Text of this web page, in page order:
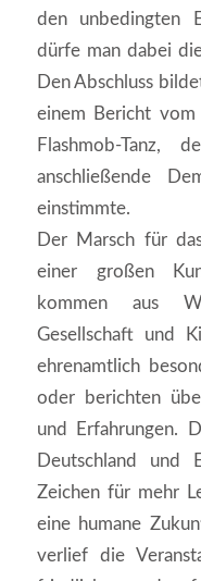
den unbedingten
dürfe man dabei
Den Abschluss
einem Bericht
Flashmob-
anschließende
einstimmte.
Der Marsch für
einer großen
kommen aus
Gesellschaft und
ehrenamtlich
oder berichten
und Erfahrungen.
Deutschland
Zeichen für mehr
eine humane
verlief die